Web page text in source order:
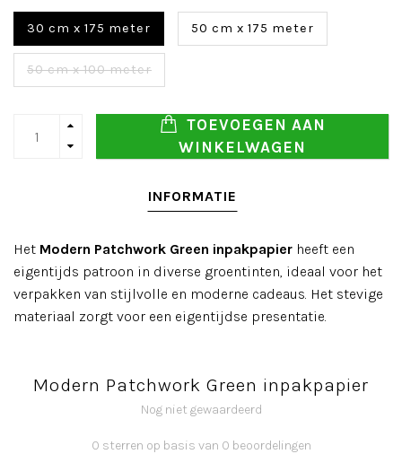
30 cm x 175 meter 50 cm x 175 meter
50 cm x 100 meter
TOEVOEGEN AAN
WINKELWAGEN
INFORMATIE
Het Modern Patchwork Green inpakpapier heeft een
eigentijds patroon in diverse groentinten, ideaal voor het
verpakken van stijlvolle en moderne cadeaus. Het stevige
materiaal zorgt voor een eigentijdse presentatie.
Modern Patchwork Green inpakpapier
Nog niet gewaardeerd
0 sterren op basis van 0 beoordelingen